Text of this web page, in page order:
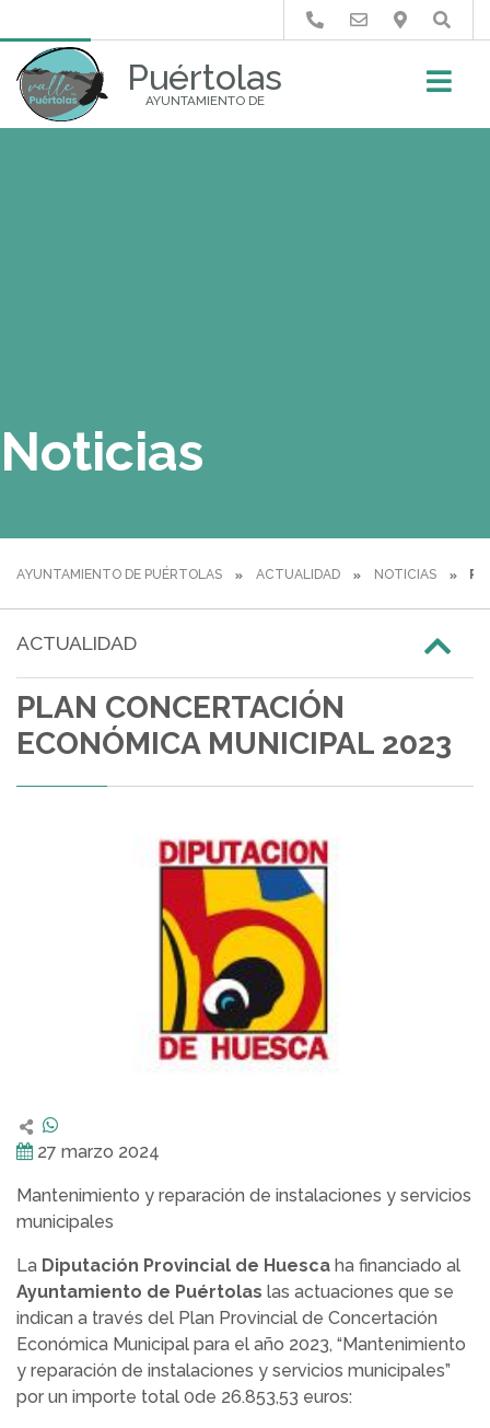
Puértolas
AYUNTAMIENTO DE
Buscar
Noticias
AYUNTAMIENTO DE PUÉRTOLAS ACTUALIDAD NOTICIAS
ACTUALIDAD
PLAN CONCERTACIÓN
ECONÓMICA MUNICIPAL 2023
27 marzo 2024
Mantenimiento y reparación de instalaciones y servicios
municipales
La Diputación Provincial de Huesca ha financiado al
Ayuntamiento de Puértolas las actuaciones que se
indican a través del Plan Provincial de Concertación
Económica Municipal para el año 2023, “Mantenimiento
y reparación de instalaciones y servicios municipales”
por un importe total 0de 26.853,53 euros: